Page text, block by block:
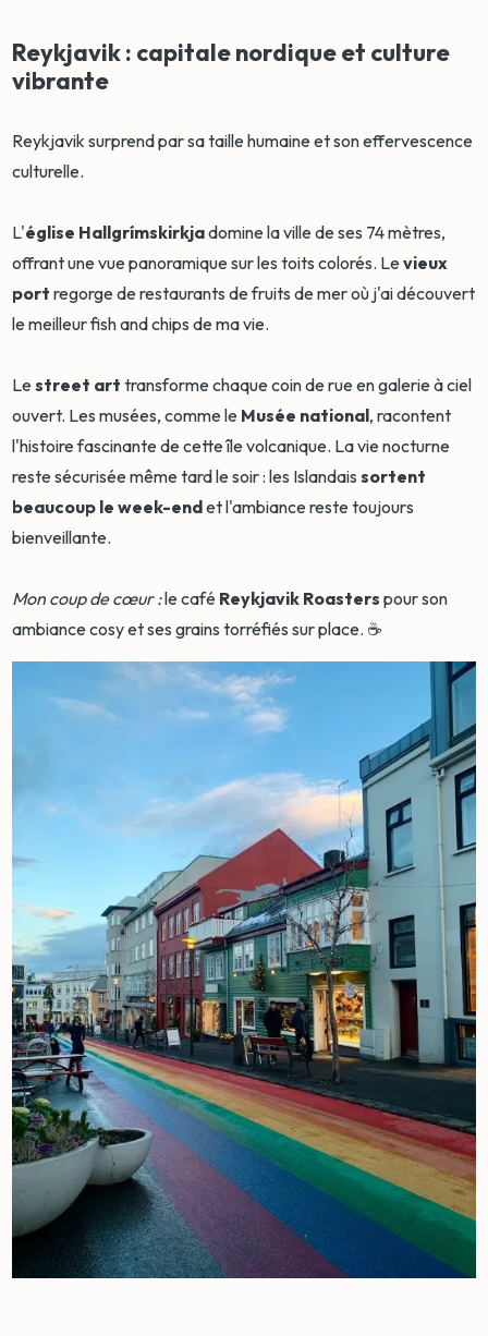
Reykjavik : capitale nordique et culture
vibrante
Reykjavik surprend par sa taille humaine et son effervescence
culturelle.
L'église Hallgrímskirkjadomine la ville de ses 74 mètres,
offrant une vue panoramique sur les toits colorés. Levieux
port regorge de restaurants de fruits de mer où j'ai découvert
le meilleur fish and chips de ma vie.
Lestreet art transforme chaque coin de rue en galerie à ciel
ouvert. Les musées, comme le Musée national, racontent
l'histoire fascinante de cette île volcanique. La vie nocturne
reste sécurisée même tard le soir : les Islandaissortent
beaucoup le week-endet l'ambiance reste toujours
bienveillante.
Mon coup de cœur :le café Reykjavik Roasters pour son
ambiance cosy et ses grains torréfiés sur place. ☕